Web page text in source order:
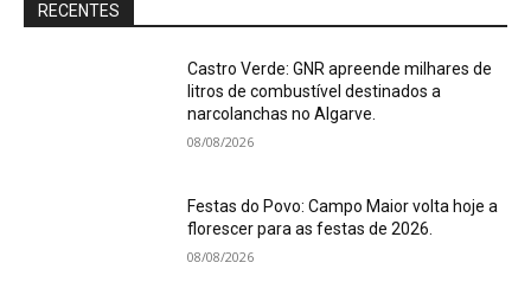
RECENTES
Castro Verde: GNR apreende milhares de
litros de combustível destinados a
narcolanchas no Algarve.
08/08/2026
Festas do Povo: Campo Maior volta hoje a
florescer para as festas de 2026.
08/08/2026